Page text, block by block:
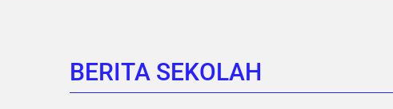
BERITA SEKOLAH